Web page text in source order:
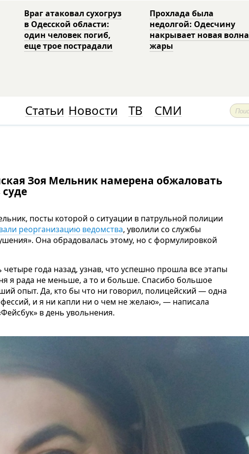
Враг атаковал сухогруз
в Одесской области:
один человек погиб,
еще трое пострадали
Прохлада была
недолгой: Одесчину
накрывает новая волна
жары
Статьи Новости ТВ СМИ
Зоя Мельник намерена обжаловать
посты которой о ситуации в патрульной полиции
реорганизацию ведомства, уволили со службы
Она обрадовалась этому, но с формулировкой
года назад, узнав, что успешно прошла все этапы
я рада не меньше, а то и больше. Спасибо большое
опыт. Да, кто бы что ни говорил, полицейский — одна
и я ни капли ни о чем не желаю», — написала
в день увольнения.